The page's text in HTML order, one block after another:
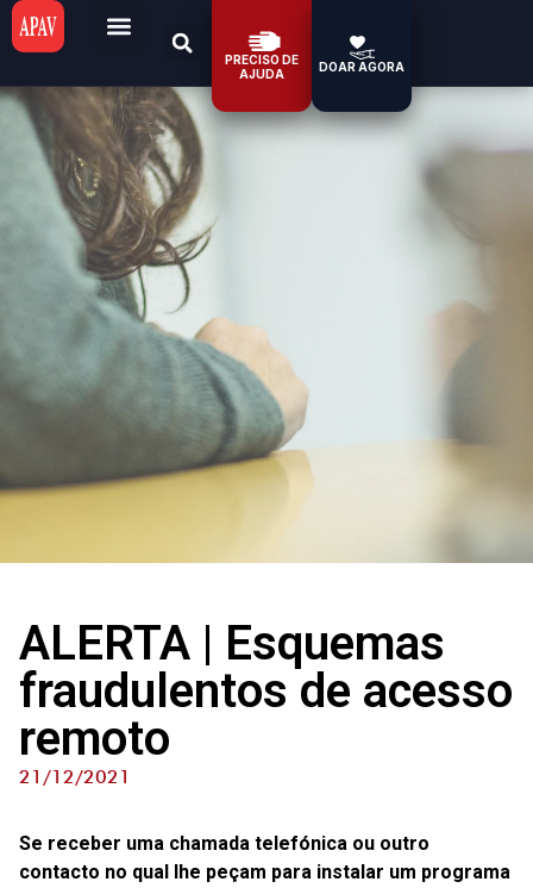
PRECISO DE
AJUDA
DOAR AGORA
ALERTA | Esquemas
fraudulentos de acesso
remoto
21/12/2021
Se receber uma chamada telefónica ou outro
contacto no qual lhe peçam para instalar um programa